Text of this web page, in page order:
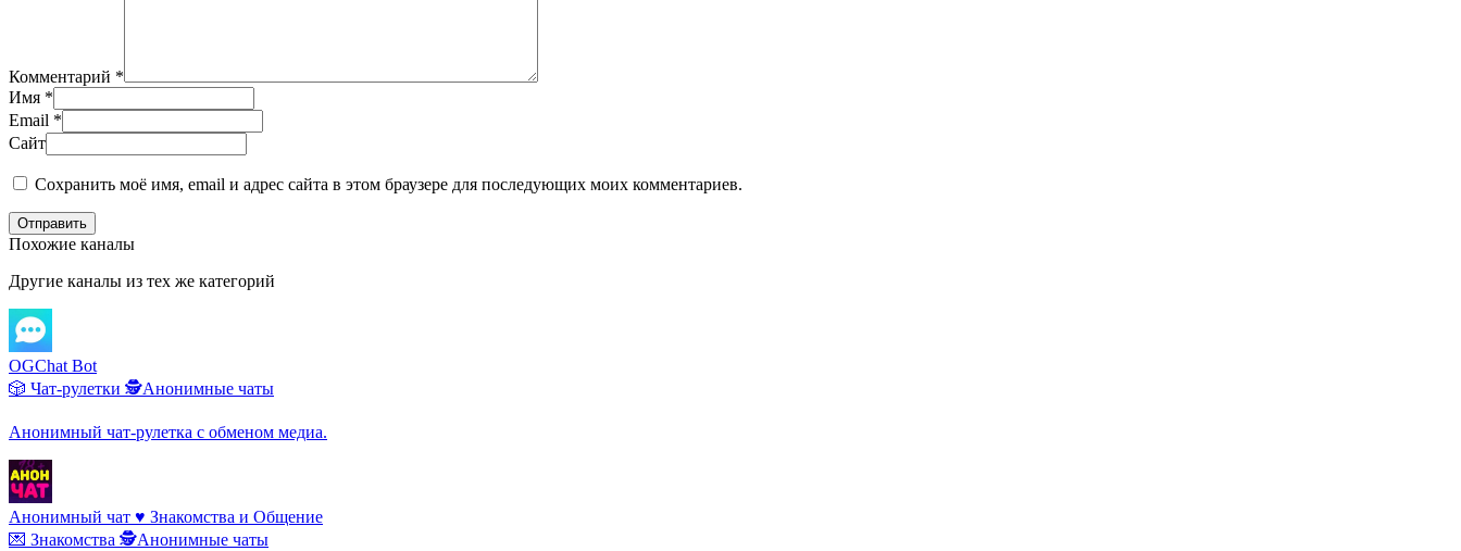
Комментарий *
Имя *
Email *
Сайт
Сохранить моё имя, email и адрес сайта в этом браузере для последующих моих комментариев.
Отправить
Похожие каналы
Другие каналы из тех же категорий
OGChat Bot
🎲 Чат-рулетки 🕵️Анонимные чаты
Анонимный чат-рулетка с обменом медиа.
Анонимный чат ♥️ Знакомства и Общение
💌 Знакомства 🕵️Анонимные чаты